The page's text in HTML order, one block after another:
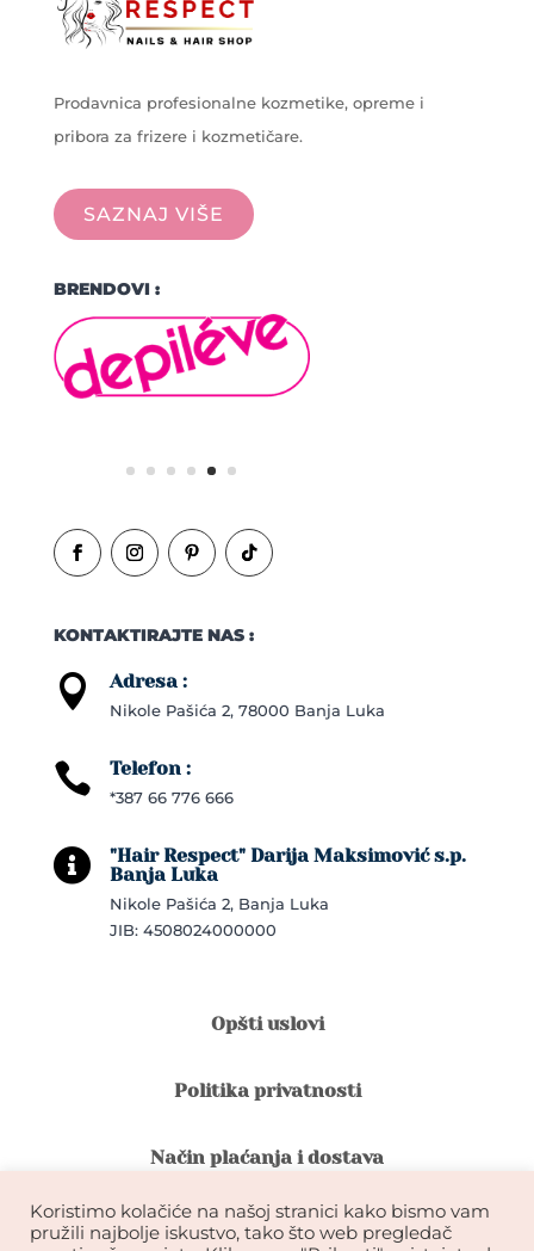
Prodavnica profesionalne kozmetike, opreme i
pribora za frizere i kozmetičare.
SAZNAJ VIŠE
BRENDOVI :
KONTAKTIRAJTE NAS :
 Adresa :
Nikole Pašića 2, 78000 Banja Luka
 Telefon :
*387 66 776 666

"Hair Respect" Darija Maksimović s.p.
Banja Luka
Nikole Pašića 2, Banja Luka
JIB: 4508024000000
Opšti uslovi
Politika privatnosti
Način plaćanja i dostava
Reklamacije i povrat robe
Koristimo kolačiće na našoj stranici kako bismo vam
pružili najbolje iskustvo, tako što web pregledač